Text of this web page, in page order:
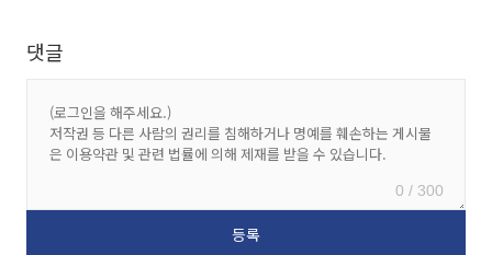
댓글
0 / 300